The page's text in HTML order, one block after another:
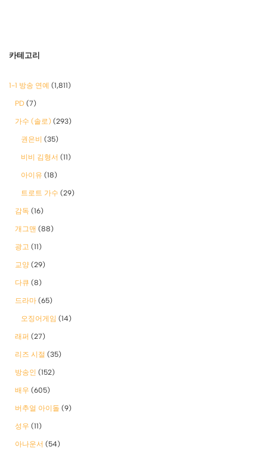
카테고리
1-1 방송 연예 (1,811)
PD (7)
가수 (솔로) (293)
권은비 (35)
비비 김형서 (11)
아이유 (18)
트로트 가수 (29)
감독 (16)
개그맨 (88)
광고 (11)
교양 (29)
다큐 (8)
드라마 (65)
오징어게임 (14)
래퍼 (27)
리즈 시절 (35)
방송인 (152)
배우 (605)
버추얼 아이돌 (9)
성우 (11)
아나운서 (54)